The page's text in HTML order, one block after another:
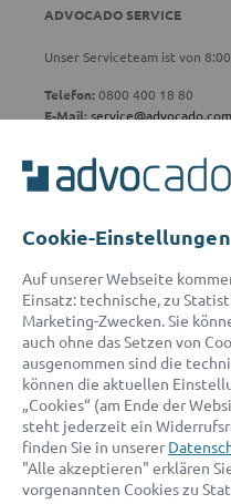
ADVOCADO SERVICE
Unser Serviceteam ist von
Telefon:0800 400 18 80
E-Mail:service@advocado.com
© 2026 advocado - einfach
Cookie-Einstellungen
Auf unserer Webseite
Einsatz: technische, zu
Marketing-Zwecken. Sie
auch ohne das Setzen von
ausgenommen sind die
können die aktuellen
„Cookies“ (am Ende der
steht jederzeit ein
finden Sie in unserer
"Alle akzeptieren" erklären
vorgenannten Cookies zu